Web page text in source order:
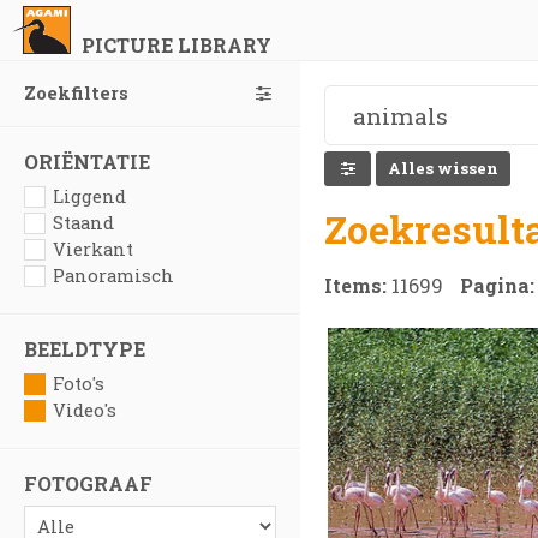
PICTURE LIBRARY
Zoekfilters
ORIËNTATIE
Liggend
Staand
Vierkant
Panoramisch
BEELDTYPE
Foto's
Video's
FOTOGRAAF
Alles wissen
Items: 11699 Pagina: